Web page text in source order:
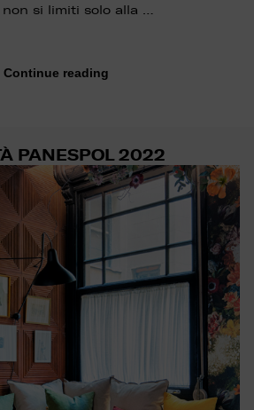
non si limiti solo alla …
Continue reading
PANESPOL 2022